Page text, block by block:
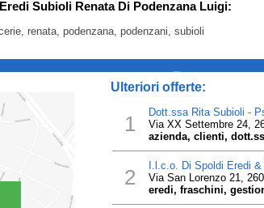
Subioli Renata Di Podenzana Luigi:
renata, podenzana, podenzani, subioli
Ulteriori offerte:
1 Dott.ssa Rita Subioli -
Via XX Settembre 24,
azienda, clienti,
2 I.l.c.o. Di Spoldi Eredi
Via San Lorenzo 21,
eredi, fraschini,